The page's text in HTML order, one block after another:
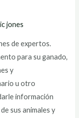
jones
de expertos.
para su ganado,
y
u otro
información
sus animales y